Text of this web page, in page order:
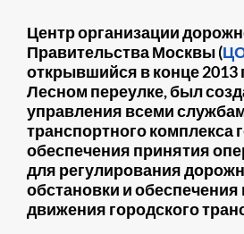
Центр организации
Правительства Москвы (
открывшийся в конце 2013
Лесном переулке, был
управления всеми
транспортного комплекса
обеспечения принятия
для регулирования
обстановки и
движения городского